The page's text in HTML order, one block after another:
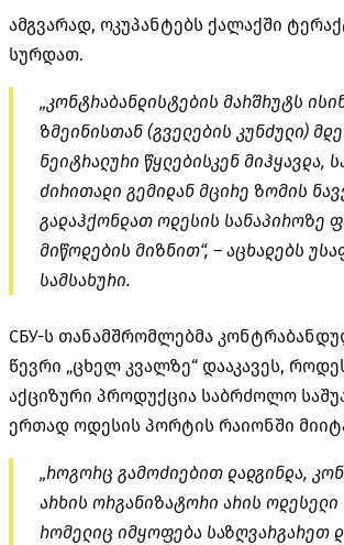
ამგვარად, ოკუპანტებს ქალაქში
სურდათ.
„ კონტრაბანდისტების მარშრუტს
ზმეინისთან (გველების კუნძული)
ნეიტრალური წყლებისკენ მიჰყავდა,
ძირითადი გემიდან მცირე ზომის
გადაჰქონდათ ოდესის სანაპიროზე
მიწოდების მიზნით“, – აცხადებს
სამსახური.
СБУ-ს თანამშრომლებმა
წევრი „ცხელ კვალზე“ დააკავეს,
აქციზური პროდუქცია საბრძოლო
ერთად ოდესის პორტის რაიონში
„როგორც გამოძიებით დადგინდა,
არხის ორგანიზატორი არის ოდესელი
რომელიც იმყოფება საზღვარგარეთ